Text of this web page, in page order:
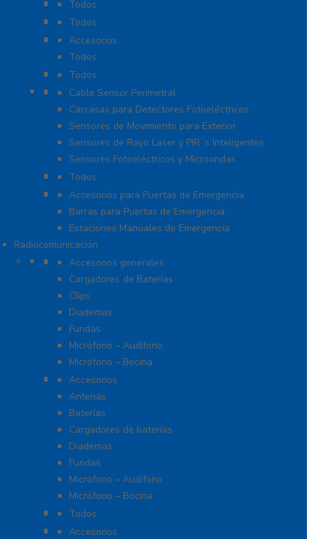
Todos
Videoverificación
Todos
Generadores de Niebla
Accesorios
Todos
Teclados
Todos
Protección Perimetral
Cable Sensor Perimetral
Carcasas para Detectores Fotoeléctricos
Sensores de Movimiento para Exterior
Sensores de Rayo Laser y PIR´s Inteligentes
Sensores Fotoeléctricos y Microondas
Señalamientos
Todos
Sistemas de Emergencia
Accesorios para Puertas de Emergencia
Barras para Puertas de Emergencia
Estaciones Manuales de Emergencia
Radiocomunicación
Accesorios para Hytera (HYT)
Accesorios generales
Cargadores de Baterías
Clips
Diademas
Fundas
Micrófono – Audífono
Micrófono – Bocina
Accesorios para ICOM
Accesorios
Antenas
Baterías
Cargadores de baterías
Diademas
Fundas
Micrófono – Audifono
Micrófono – Bocina
Radios Amateur
Todos
Accesorios para Otras Marcas
Accesorios